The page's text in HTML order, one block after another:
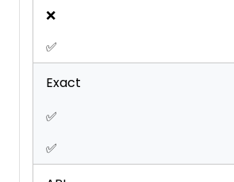
❌
✅
Exact
✅
✅